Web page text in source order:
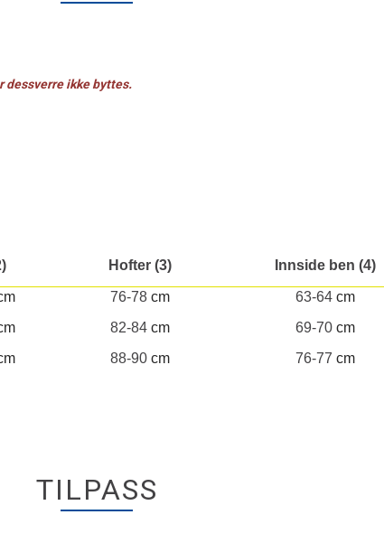
dessverre ikke byttes.
Hofter (3) Innside ben (4)
76-78cm 63-64cm
82-84cm 69-70cm
88-90cm 76-77 cm
TILPASS